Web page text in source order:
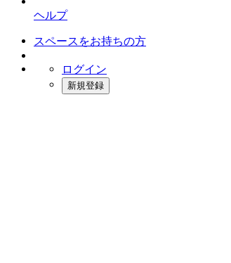
ヘルプ
スペースをお持ちの方
ログイン
新規登録